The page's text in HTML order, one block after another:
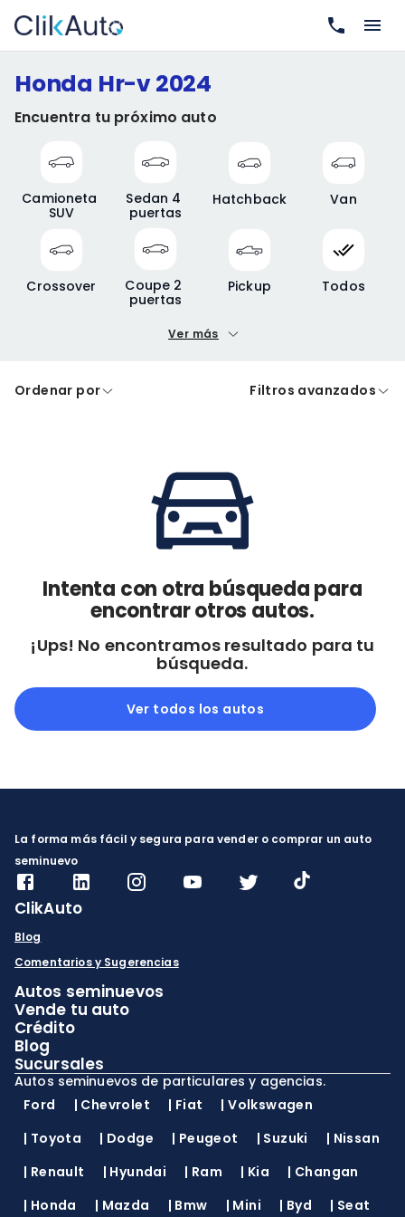
Honda Hr-v 2024
Encuentra tu próximo auto
Camioneta
SUV
Sedan 4
puertas
Hatchback Van
Crossover
Coupe 2
puertas
Pickup Todos
Precio máximo
A crédito De contado
Negociar precio
Ver más
Ordenar por Filtros avanzados
Intenta con otra búsqueda para
encontrar otros autos.
¡Ups! No encontramos resultado para tu
búsqueda.
Ver todos los autos
La forma más fácil y segura para vender o comprar un auto
seminuevo
ClikAuto
Blog
Comentarios y Sugerencias
Autos seminuevos
Vende tu auto
Crédito
Blog
Sucursales
Autos seminuevos de particulares y agencias.
Ford
| Chevrolet | Fiat |Volkswagen
| Toyota | Dodge | Peugeot | Suzuki | Nissan
| Renault | Hyundai | Ram | Kia | Changan
| Honda | Mazda | Bmw | Mini | Byd | Seat